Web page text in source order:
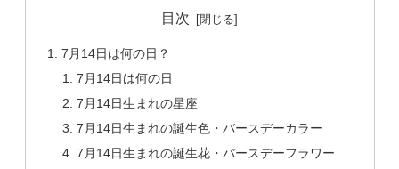
目次
7月14日は何の日？
7月14日は何の日
7月14日生まれの星座
7月14日生まれの誕生色・バースデーカラー
7月14日生まれの誕生花・バースデーフラワー